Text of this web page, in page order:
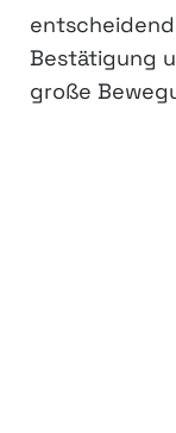
Bestätigung
große